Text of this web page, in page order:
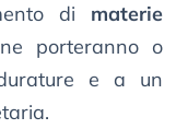
di materie
porteranno o
e a un